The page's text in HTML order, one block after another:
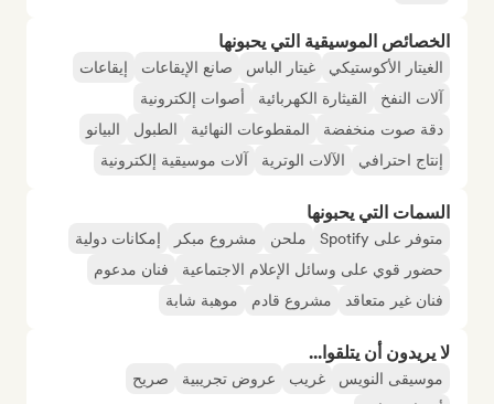
الخصائص الموسيقية التي يحبونها
الغيتار الأكوستيكي غيتار الباس صانع الإيقاعات
إيقاعات
آلات النفخ
القيثارة الكهربائية
أصوات إلكترونية
دقة صوت منخفضة
المقطوعات النهائية الطبول
البيانو
إنتاج احترافي
الآلات الوترية آلات موسيقية إلكترونية
السمات التي يحبونها
متوفر على Spotify ملحن مشروع مبكر
إمكانات دولية
حضور قوي على وسائل الإعلام الاجتماعية
فنان مدعوم
فنان غير متعاقد
مشروع قادم موهبة شابة
لا يريدون أن يتلقوا...
موسيقى النويس غريب عروض تجريبية
صريح